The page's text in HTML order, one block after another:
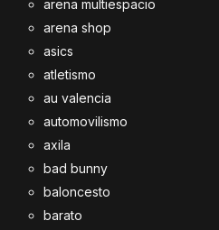
arena multiespacio
arena shop
asics
atletismo
au valencia
automovilismo
axila
bad bunny
baloncesto
barato